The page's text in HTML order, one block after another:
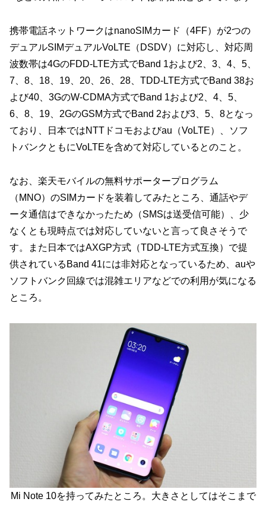
携帯電話ネットワークはnanoSIMカード（4FF）が2つの
デュアルSIMデュアルVoLTE（DSDV）に対応し、対応周
波数帯は4GのFDD-LTE方式でBand 1および2、3、4、5、
7、8、18、19、20、26、28、TDD-LTE方式でBand 38お
よび40、3GのW-CDMA方式でBand 1および2、4、5、
6、8、19、2GのGSM方式でBand 2および3、5、8となっ
ており、日本ではNTTドコモおよびau（VoLTE）、ソフ
トバンクともにVoLTEを含めて対応しているとのこと。
なお、楽天モバイルの無料サポータープログラム
（MNO）のSIMカードを装着してみたところ、通話やデ
ータ通信はできなかったため（SMSは送受信可能）、少
なくとも現時点では対応していないと言って良さそうで
す。また日本ではAXGP方式（TDD-LTE方式互換）で提
供されているBand 41には非対応となっているため、auや
ソフトバンク回線では混雑エリアなどでの利用が気になる
ところ。
Mi Note 10を持ってみたところ。大きさとしてはそこまで